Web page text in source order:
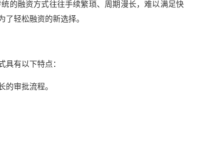
的融资方式往往手续繁琐、周期漫长，难以满足快
轻松融资的新选择。
有以下特点：
审批流程。